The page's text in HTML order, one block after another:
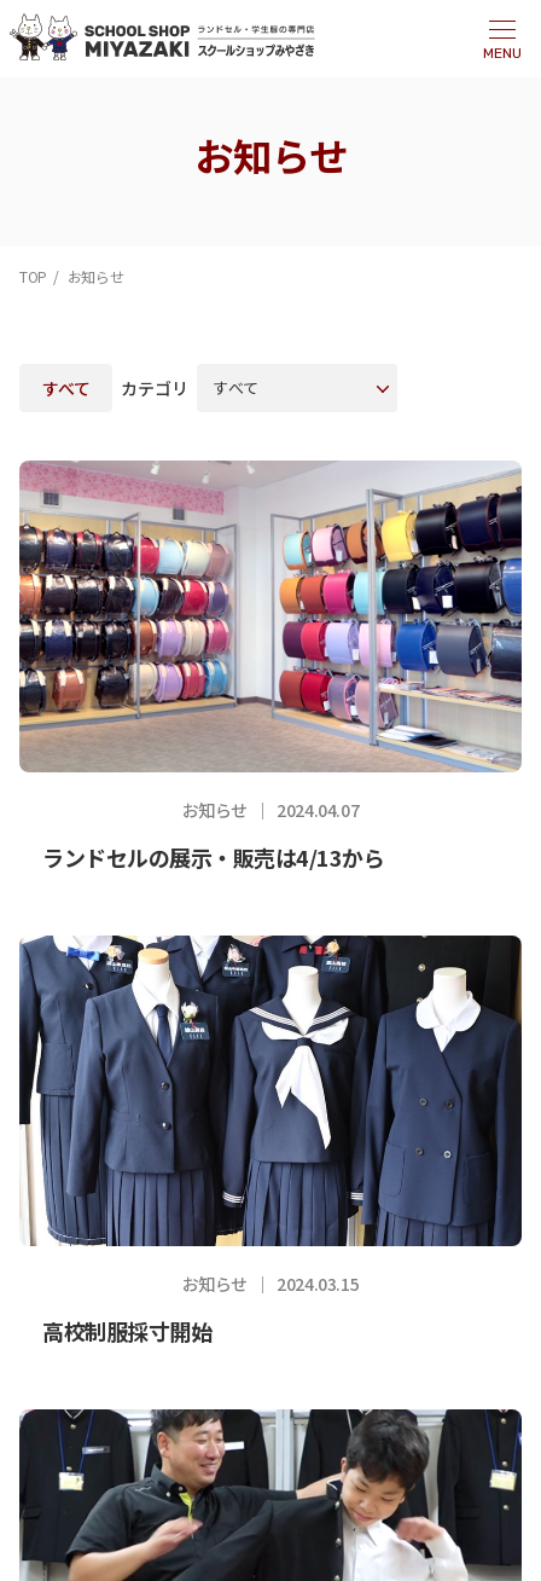
MENU
お知らせ
TOP お知らせ
すべて カテゴリ
お知らせ 2024.04.07
ランドセルの展示・販売は4/13から
お知らせ 2024.03.15
高校制服採寸開始